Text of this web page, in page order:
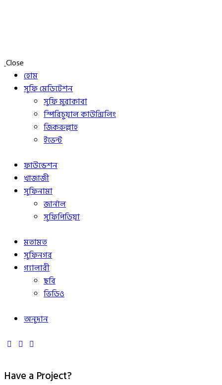
Close
হোম
সুফি মেডিটেশন
সুফি মুরাকাবা
স্পিরিচুয়াল কাউন্সিলিং
জিকরুল্লাহ
ইভেন্ট
ফাউন্ডেশন
খাজাজী
সুফিনামা
জার্নাল
সুফিপিডিয়া
মতামত
সুফিনগর
গ্যালারী
ছবি
ভিডিও
অনুদান
Have a Project?